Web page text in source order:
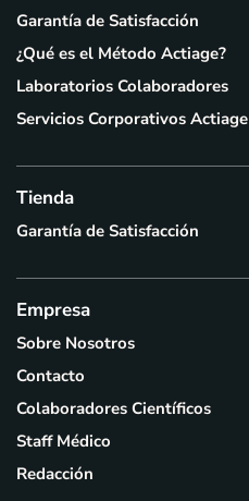
Garantía de Satisfacción
¿Qué es el Método Actiage?
Laboratorios Colaboradores
Servicios Corporativos Actiage
Tienda
Garantía de Satisfacción
Empresa
Sobre Nosotros
Contacto
Colaboradores Científicos
Staff Médico
Redacción